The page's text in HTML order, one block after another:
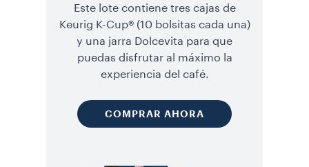
Este lote contiene tres cajas de
Keurig K-Cup® (10 bolsitas cada una)
y una jarra Dolcevita para que
puedas disfrutar al máximo la
experiencia del café.
COMPRAR AHORA